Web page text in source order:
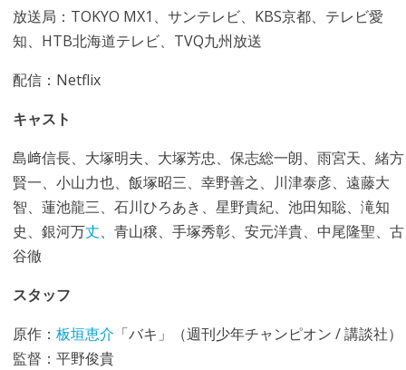
放送局：TOKYO MX1、サンテレビ、KBS京都、テレビ愛
知、HTB北海道テレビ、TVQ九州放送
配信：Netflix
キャスト
島﨑信長、大塚明夫、大塚芳忠、保志総一朗、雨宮天、緒方
賢一、小山力也、飯塚昭三、幸野善之、川津泰彦、遠藤大
智、蓮池龍三、石川ひろあき、星野貴紀、池田知聡、滝知
史、銀河万丈、青山穣、手塚秀彰、安元洋貴、中尾隆聖、古
谷徹
スタッフ
原作： 板垣恵介 「バキ」（週刊少年チャンピオン / 講談社）
監督：平野俊貴